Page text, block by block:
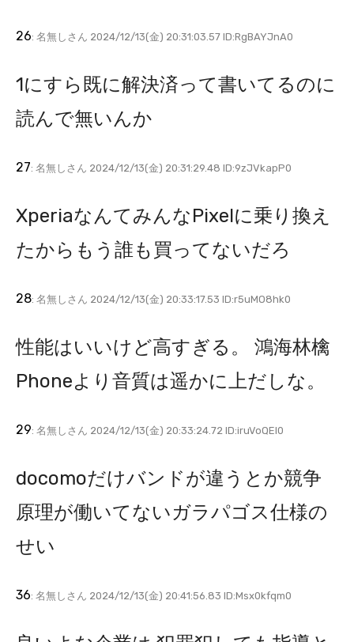
26: 名無しさん 2024/12/13(金) 20:31:03.57 ID:RgBAYJnA0
1にすら既に解決済って書いてるのに
読んで無いんか
27: 名無しさん 2024/12/13(金) 20:31:29.48 ID:9zJVkapP0
XperiaなんてみんなPixelに乗り換え
たからもう誰も買ってないだろ
28: 名無しさん 2024/12/13(金) 20:33:17.53 ID:r5uMO8hk0
性能はいいけど高すぎる。 鴻海林檎
Phoneより音質は遥かに上だしな。
29: 名無しさん 2024/12/13(金) 20:33:24.72 ID:iruVoQEl0
docomoだけバンドが違うとか競争
原理が働いてないガラパゴス仕様の
せい
36: 名無しさん 2024/12/13(金) 20:41:56.83 ID:Msx0kfqm0